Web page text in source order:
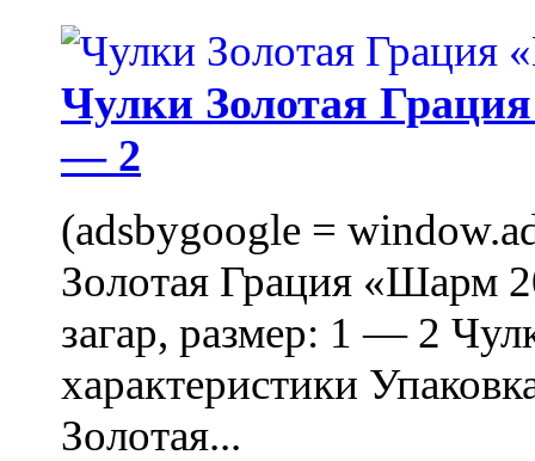
Чулки Золотая
— 2
(adsbygoogle =
Золотая Грация «Шарм
загар, размер: 1 — 2
характеристики
Золотая...